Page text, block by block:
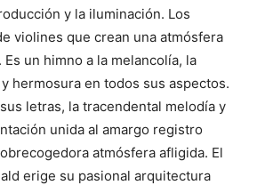
y la iluminación. Los
violines que crean una atmósfera
un himno a la melancolía, la
hermosura en todos sus aspectos.
letras, la tracendental melodía y
unida al amargo registro
atmósfera afligida. El
erige su pasional arquitectura